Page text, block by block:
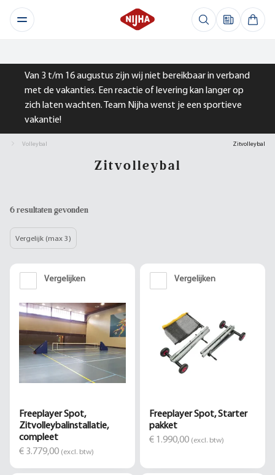
Van 3 t/m 16 augustus zijn wij niet bereikbaar in verband
met de vakanties. Een reactie of levering kan langer op
zich laten wachten. Team Nijha wenst je een sportieve
vakantie!
Volleybal Zitvolleybal
Zitvolleybal
6 resultaten gevonden
Vergelijk (max 3)
Vergelijken
Freeplayer Spot,
Zitvolleybalinstallatie,
compleet
€ 3.779,00 (excl. btw)
Vergelijken
Freeplayer Spot, Starter
pakket
€ 1.990,00 (excl. btw)